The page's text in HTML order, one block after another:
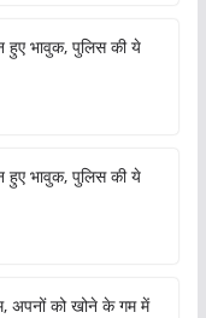
हुए भावुक, पुलिस की ये
हुए भावुक, पुलिस की ये
अपनों को खोने के गम में